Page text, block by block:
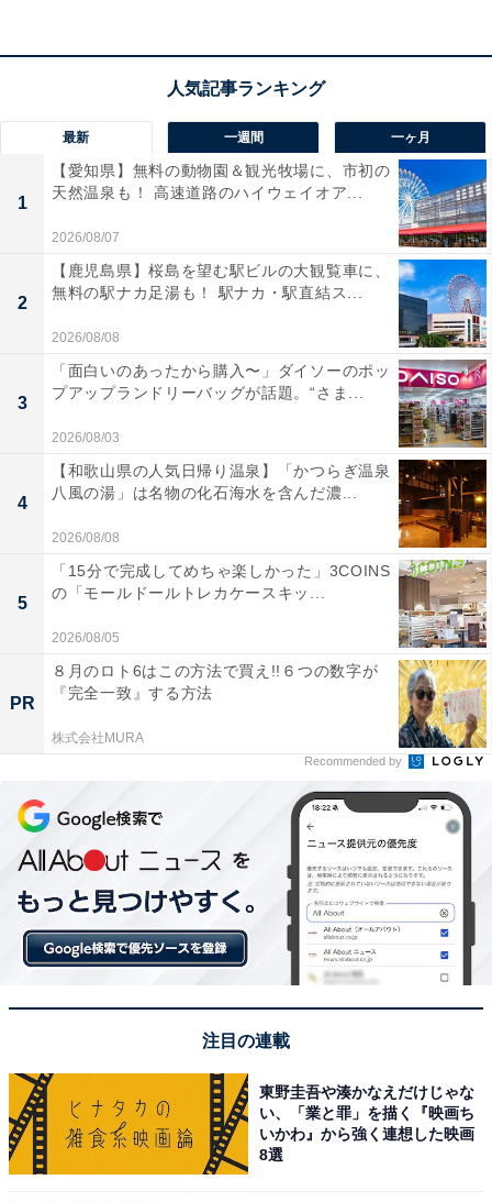
この商品のおすすめポイントは？
Pioneer・カロッツェリアの「TS-F1650」は、手軽に車
内の音響環境を劇的に変えられる16cmコアキシャル2ウ
ェイスピーカーです。独自の
「Open & Smooth」コン
セプトにより、足元からでもクリアな音を届け、ハイレ
ゾ音源の再生 にも対応。
IMCCウーファーによる 力強い低音と、高域まで伸びや
かなサウンドがドライブを楽しく彩ります。幅広い車種
に適合する設計で、取り付けやすさも抜群です！
ユーザーからは「純正とは比較にならない透明感」「取
付が簡単で驚いた」という声が多くあがっています。一
方で、「低音の厚みがもう少し欲しい」という意見も。
純正スピーカーから卒業したい人や、鮮明なボーカルを
楽しみたい人には、おすすめの商品といえそうです。
【あわせて買いたい】Pioneerの人気商品5選
Pioneer「DMH-SZ500」
最新 一週間 一ヶ月
1
【愛知県】無料の動物園＆観光牧場に、市初の
天然温泉も！ 高速道路のハイウェイオア...
2026/08/07
2
【鹿児島県】桜島を望む駅ビルの大観覧車に、
無料の駅ナカ足湯も！ 駅ナカ・駅直結ス...
2026/08/08
3
「面白いのあったから購入〜」ダイソーのポッ
プアップランドリーバッグが話題。“さま...
2026/08/03
4
【和歌山県の人気日帰り温泉】「かつらぎ温泉
八風の湯」は名物の化石海水を含んだ濃...
2026/08/08
5
「15分で完成してめちゃ楽しかった」3COINS
の「モールドールトレカケースキッ...
2026/08/05
PR
８月のロト6はこの方法で買え!!６つの数字が
『完全一致』する方法
株式会社MURA
Recommended by
注目の連載
東野圭吾や湊かなえだけじゃな
い、「業と罪」を描く『映画ち
いかわ』から強く連想した映画
8選